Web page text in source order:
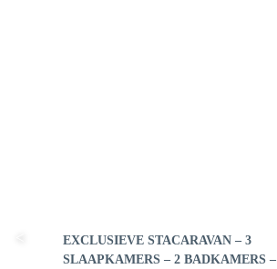
EXCLUSIEVE STACARAVAN – 3
SLAAPKAMERS – 2 BADKAMERS –